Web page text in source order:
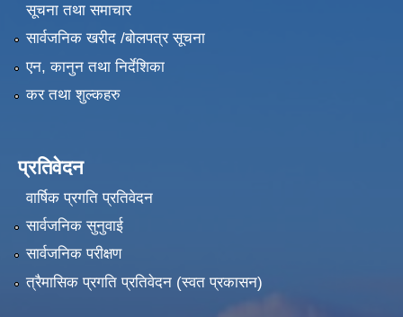
सूचना तथा समाचार
सार्वजनिक खरीद /बोलपत्र सूचना
एन, कानुन तथा निर्देशिका
कर तथा शुल्कहरु
प्रतिवेदन
वार्षिक प्रगति प्रतिवेदन
सार्वजनिक सुनुवाई
सार्वजनिक परीक्षण
त्रैमासिक प्रगति प्रतिवेदन (स्वत प्रकासन)